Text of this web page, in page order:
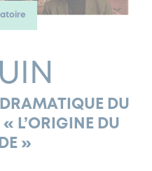
NATURELLE
MÉMOIRE
DRAMATIQUE DU
L’ORIGINE DU
»